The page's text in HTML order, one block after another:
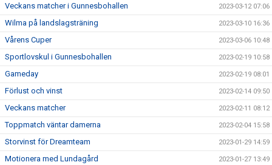
Veckans matcher i Gunnesbohallen 2023-03-12 07:06
Wilma på landslagsträning 2023-03-10 16:36
Vårens Cuper 2023-03-06 10:48
Sportlovskul i Gunnesbohallen 2023-02-19 10:58
Gameday 2023-02-19 08:01
Förlust och vinst 2023-02-14 09:50
Veckans matcher 2023-02-11 08:12
Toppmatch väntar damerna 2023-02-04 15:58
Storvinst för Dreamteam 2023-01-29 14:59
Motionera med Lundagård 2023-01-27 13:49